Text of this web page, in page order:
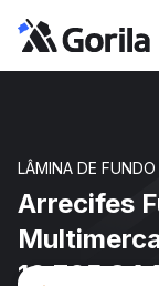
LÂMINA DE FUNDO
Arrecifes